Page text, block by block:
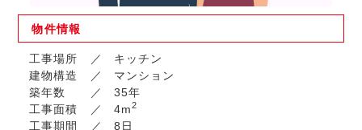
物件情報
工事場所
キッチン
建物構造
マンション
築年数
35年
工事面積
4m2
工事期間
8日